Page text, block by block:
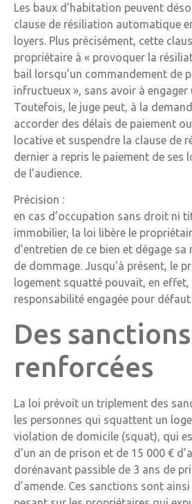
Les baux d’habitation peuvent
clause de résiliation automatique
loyers. Plus précisément, cette
propriétaire à « provoquer la
bail lorsqu’un commandement de
infructueux », sans avoir à
Toutefois, le juge peut, à la
accorder des délais de paiement
locative et suspendre la clause de
dernier a repris le paiement de ses
de l’audience.
Précision :
en cas d’occupation sans droit ni
immobilier, la loi libère le
d’entretien de ce bien et dégage
de dommage. Jusqu’à présent, le
logement squatté pouvait, en effet,
responsabilité engagée pour défaut
Des sanctions
renforcées
La loi prévoit un triplement des
les personnes qui squattent un
violation de domicile (squat), qui
d’un an de prison et de 15 000 €
dorénavant passible de 3 ans de
d’amende. Ces sanctions sont